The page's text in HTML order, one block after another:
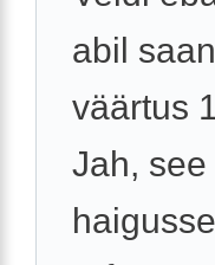
abil
väärtus
Jah, see